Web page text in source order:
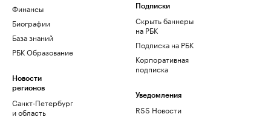
Финансы
Биографии
База знаний
РБК Образование
Новости
регионов
Санкт-Петербург
и область
Подписки
Скрыть баннеры
на РБК
Подписка на РБК
Корпоративная
подписка
Уведомления
RSS Новости